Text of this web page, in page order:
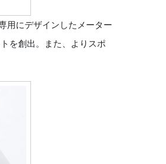
用にデザインしたメーター
を創出。また、よりスポ